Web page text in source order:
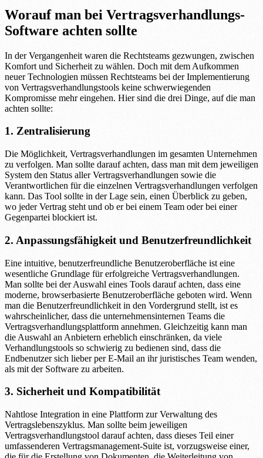
Worauf man bei Vertragsverhandlungs-
Software achten sollte
In der Vergangenheit waren die Rechtsteams gezwungen, zwischen
Komfort und Sicherheit zu wählen. Doch mit dem Aufkommen
neuer Technologien müssen Rechtsteams bei der Implementierung
von Vertragsverhandlungstools keine schwerwiegenden
Kompromisse mehr eingehen. Hier sind die drei Dinge, auf die man
achten sollte:
1. Zentralisierung
Die Möglichkeit, Vertragsverhandlungen im gesamten Unternehmen
zu verfolgen. Man sollte darauf achten, dass man mit dem jeweiligen
System den Status aller Vertragsverhandlungen sowie die
Verantwortlichen für die einzelnen Vertragsverhandlungen verfolgen
kann. Das Tool sollte in der Lage sein, einen Überblick zu geben,
wo jeder Vertrag steht und ob er bei einem Team oder bei einer
Gegenpartei blockiert ist.
2. Anpassungsfähigkeit und Benutzerfreundlichkeit
Eine intuitive, benutzerfreundliche Benutzeroberfläche ist eine
wesentliche Grundlage für erfolgreiche Vertragsverhandlungen.
Man sollte bei der Auswahl eines Tools darauf achten, dass eine
moderne, browserbasierte Benutzeroberfläche geboten wird. Wenn
man die Benutzerfreundlichkeit in den Vordergrund stellt, ist es
wahrscheinlicher, dass die unternehmensinternen Teams die
Vertragsverhandlungsplattform annehmen. Gleichzeitig kann man
die Auswahl an Anbietern erheblich einschränken, da viele
Verhandlungstools so schwierig zu bedienen sind, dass die
Endbenutzer sich lieber per E-Mail an ihr juristisches Team wenden,
als mit der Software zu arbeiten.
3. Sicherheit und Kompatibilität
Nahtlose Integration in eine Plattform zur Verwaltung des
Vertragslebenszyklus. Man sollte beim jeweiligen
Vertragsverhandlungstool darauf achten, dass dieses Teil einer
umfassenderen Vertragsmanagement-Suite ist, vorzugsweise einer,